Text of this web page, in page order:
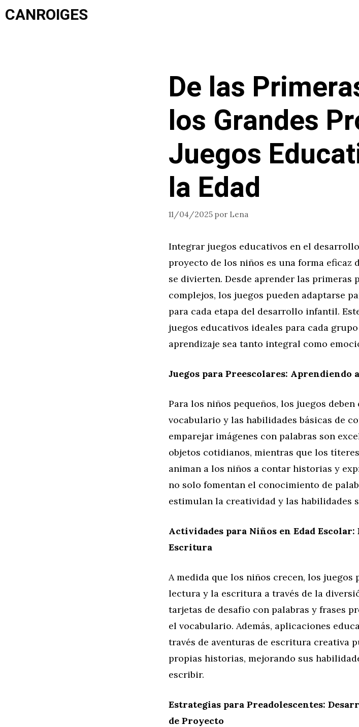
Saltar
CANROIGES
De las
los Grandes
Juegos
la Edad
11/04/2025 por Lena
Integrar juegos educativos en el
proyecto de los niños es una forma eficaz
se divierten. Desde aprender las primeras
complejos, los juegos pueden adaptarse
para cada etapa del desarrollo infantil.
juegos educativos ideales para cada
aprendizaje sea tanto integral como
Juegos para Preescolares: Aprendiendo
Para los niños pequeños, los juegos
vocabulario y las habilidades básicas de
emparejar imágenes con palabras son
objetos cotidianos, mientras que los
animan a los niños a contar historias y
no solo fomentan el conocimiento de
estimulan la creatividad y las habilidades
Actividades para Niños en Edad
Escritura
A medida que los niños crecen, los
lectura y la escritura a través de la
tarjetas de desafío con palabras y frases
el vocabulario. Además, aplicaciones
través de aventuras de escritura creativa
propias historias, mejorando sus
escribir.
Estrategias para Preadolescentes:
de Proyecto